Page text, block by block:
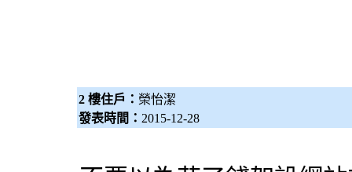
2 樓住戶： 榮怡潔
發表時間： 2015-12-28